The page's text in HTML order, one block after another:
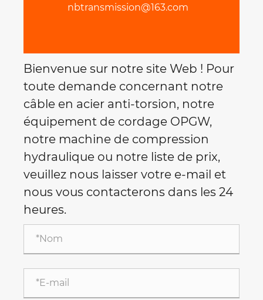
nbtransmission@163.com
Bienvenue sur notre site Web ! Pour
toute demande concernant notre
câble en acier anti-torsion, notre
équipement de cordage OPGW,
notre machine de compression
hydraulique ou notre liste de prix,
veuillez nous laisser votre e-mail et
nous vous contacterons dans les 24
heures.